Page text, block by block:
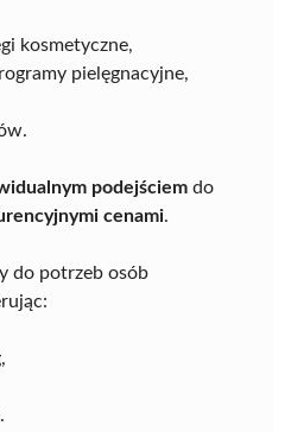
kosmetyczne,
pielęgnacyjne,
podejściem do
cenami.
do potrzeb osób